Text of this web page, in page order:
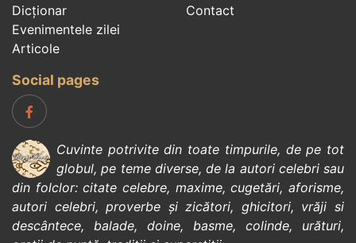
Dicționar
Evenimentele zilei
Articole
Contact
Social pages
Cuvinte potrivite din toate timpurile, de pe tot
globul, pe teme diverse, de la autori celebrisau
din folclor:citate celebre, maxime,cugetări,aforisme,
autori celebri,proverbe și zicători, ghicitori, vrăji si
descântece, balade, doine, basme, colinde, urături,